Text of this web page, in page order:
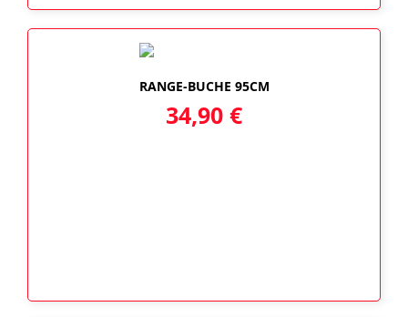
RANGE-BUCHE 95CM
34,90 €